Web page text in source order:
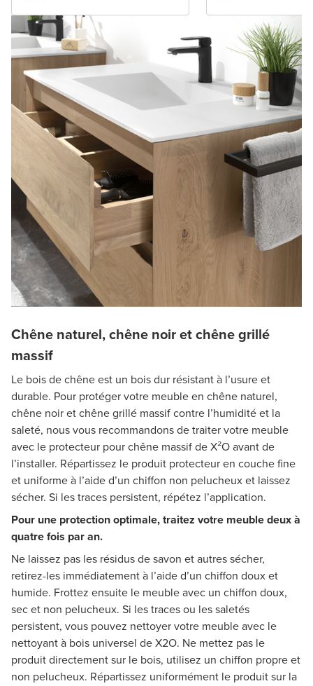
Chêne naturel, chêne noir et chêne grillé
massif
Le bois de chêne est un bois dur résistant à l’usure et
durable. Pour protéger votre meuble en chêne naturel,
chêne noir et chêne grillé massif contre l’humidité et la
saleté, nous vous recommandons de traiter votre meuble
avec le protecteur pour chêne massif de X²O avant de
l’installer. Répartissez le produit protecteur en couche fine
et uniforme à l’aide d’un chiffon non pelucheux et laissez
sécher. Si les traces persistent, répétez l’application.
Pour une protection optimale, traitez votre meuble deux à
quatre fois par an.
Ne laissez pas les résidus de savon et autres sécher,
retirez-les immédiatement à l’aide d’un chiffon doux et
humide. Frottez ensuite le meuble avec un chiffon doux,
sec et non pelucheux. Si les traces ou les saletés
persistent, vous pouvez nettoyer votre meuble avec le
nettoyant à bois universel de X2O. Ne mettez pas le
produit directement sur le bois, utilisez un chiffon propre et
non pelucheux. Répartissez uniformément le produit sur la